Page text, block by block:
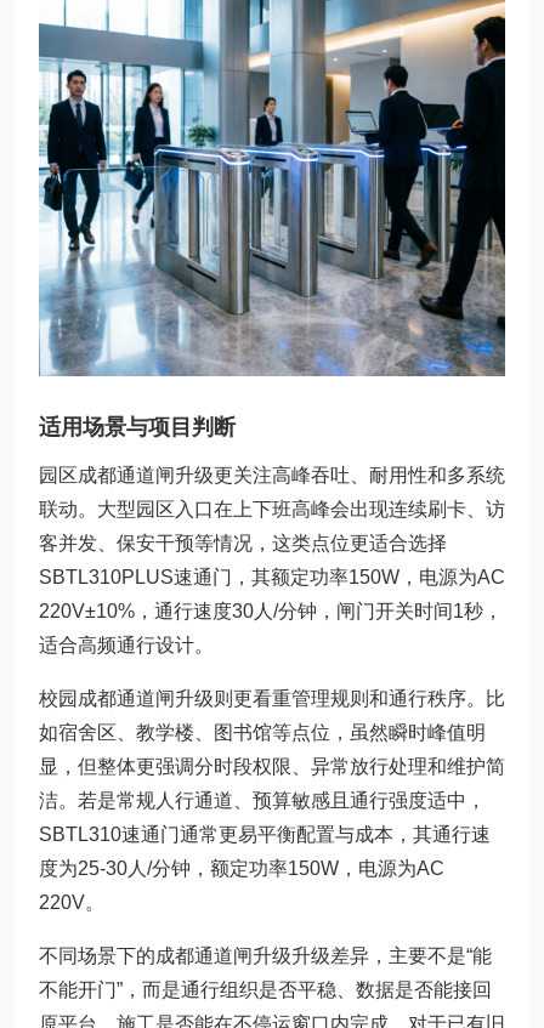
适用场景与项目判断
园区成都通道闸升级更关注高峰吞吐、耐用性和多系统
联动。大型园区入口在上下班高峰会出现连续刷卡、访
客并发、保安干预等情况，这类点位更适合选择
SBTL310PLUS速通门，其额定功率150W，电源为AC
220V±10%，通行速度30人/分钟，闸门开关时间1秒，
适合高频通行设计。
校园成都通道闸升级则更看重管理规则和通行秩序。比
如宿舍区、教学楼、图书馆等点位，虽然瞬时峰值明
显，但整体更强调分时段权限、异常放行处理和维护简
洁。若是常规人行通道、预算敏感且通行强度适中，
SBTL310速通门通常更易平衡配置与成本，其通行速
度为25-30人/分钟，额定功率150W，电源为AC
220V。
不同场景下的成都通道闸升级升级差异，主要不是“能
不能开门”，而是通行组织是否平稳、数据是否能接回
原平台、施工是否能在不停运窗口内完成。对于已有旧